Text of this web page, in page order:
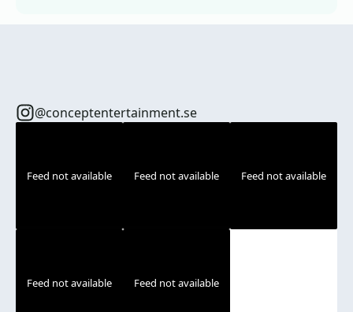
@conceptentertainment.se
Feed not available Feed not available Feed not available
Feed not available Feed not available